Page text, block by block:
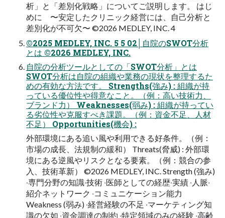
析」と「差別化戦略」についてご説明します。 はじ
めに 〜安定したクリニック経営には、⾃⼰分析と
差別化が不可⽋〜 ©2026 MEDLEY, INC. 4
©2025 MEDLEY, INC. 5 5 02│⾃院のSWOT分析
とは ©2026 MEDLEY, INC.
⾃院の分析ツールとしての「SWOT分析」とは
SWOT分析は自院の組織や業務の現状を整理するた
めの有効な方法です。 Strengths(強み) : 組織が持
っている優位性や得意なこと。（例：⾼い技術⼒、
ブランド⼒） Weaknesses(弱み) : 組織が持ってい
る劣位性や克服すべき課題。（例：資⾦不⾜、⼈材
不⾜） Opportunities(機会) :
外部環境にある追い⾵や利⽤できる好条件。（例：
市場の成⻑、法規制の緩和） Threats(脅威) : 外部環
境にある逆⾵やリスクとなる要素。（例：競合の参
⼊、技術⾰新） ©2026 MEDLEY, INC. Strength (強み)
‧専⾨分野の知識‧技術 ‧医師としての経歴‧実績 ‧⼈脈‧
紹介ネットワーク ‧コミュニケーション能⼒
Weakness (弱み) ‧経営経験の不⾜ ‧マーケティング知
識の⽋如 ‧資⾦調達の制約 ‧特定領域のみの経験 ‧⾼齢